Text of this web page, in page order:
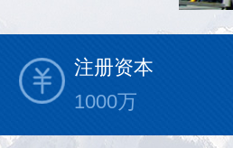
注册资本
1000万